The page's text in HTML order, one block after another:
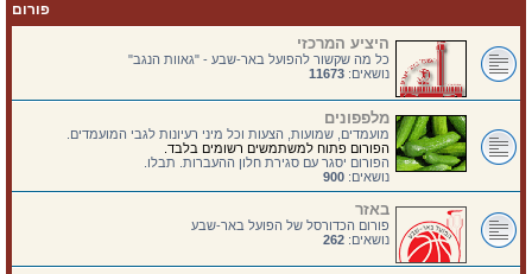
פורום
היציע המרכזי
כל מה שקשור להפועל באר-שבע - "גאוות הנגב"
נושאים: 11673
מלפפונים
מועמדים, שמועות, הצעות וכל מיני רעיונות לגבי המועמדים.
הפורום פתוח למשתמשים רשומים בלבד.
הפורום יסגר עם סגירת חלון ההעברות. תבלו.
נושאים: 900
באזר
פורום הכדורסל של הפועל באר-שבע
נושאים: 262